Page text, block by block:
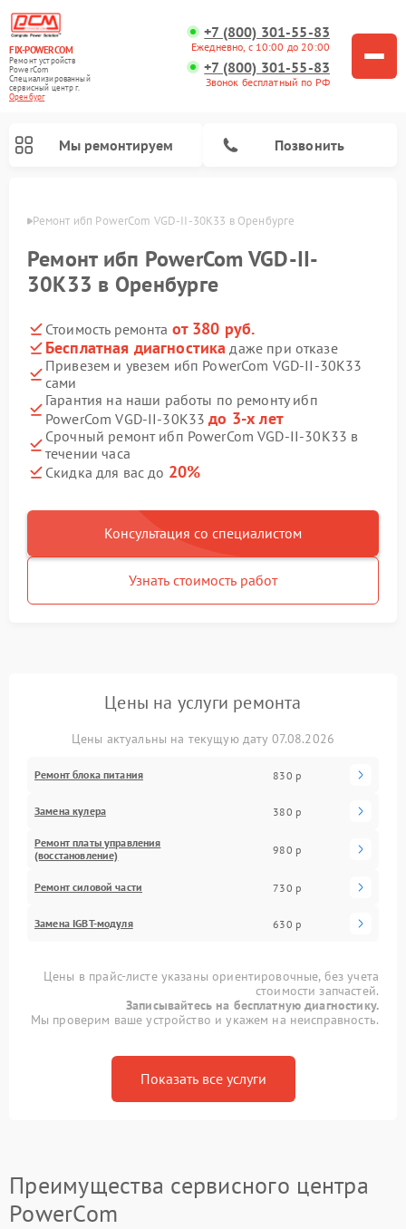
FIX-POWERCOM
Ремонт устройств
PowerCom
Специализированный
cервисный центр г.
Оренбург
+7 (800) 301-55-83
Ежедневно, с 10:00 до 20:00
+7 (800) 301-55-83
Звонок бесплатный по РФ
Мы ремонтируем Позвонить
Ремонт ибп PowerCom VGD-II-30K33 в Оренбурге
Ремонт ибп PowerCom VGD-II-
30K33 в Оренбурге
Стоимость ремонта от 380 руб.
Бесплатная диагностика даже при отказе
Привезем и увезем ибп PowerCom VGD-II-30K33
сами
Гарантия на наши работы по ремонту ибп
PowerCom VGD-II-30K33до 3-х лет
Срочный ремонт ибп PowerCom VGD-II-30K33 в
течении часа
Скидка для вас до 20%
Консультация со специалистом
Узнать стоимость работ
Цены на услуги ремонта
Цены актуальны на текущую дату 07.08.2026
Ремонт блока питания 830 р
Замена кулера 380 р
Ремонт платы управления
(восстановление)
980 р
Ремонт силовой части 730 р
Замена IGBT-модуля 630 р
Цены в прайс-листе указаны ориентировочные, без учета
стоимости запчастей.
Записывайтесь на бесплатную диагностику.
Мы проверим ваше устройство и укажем на неисправность.
Показать все услуги
Преимущества сервисного центра
PowerCom